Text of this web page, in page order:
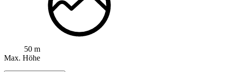
50 m
Max. Höhe